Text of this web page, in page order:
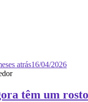
atrás16/04/2026
têm um